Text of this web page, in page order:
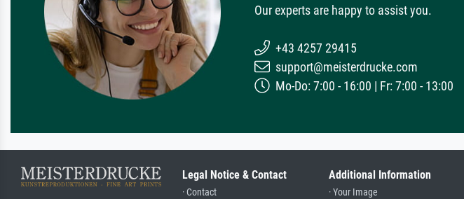
Our experts are happy to assist you.
+43 4257 29415
support@meisterdrucke.com
Mo-Do: 7:00 - 16:00 | Fr: 7:00 - 13:00
Legal Notice & Contact
· Contact
Additional Information
· Your Image